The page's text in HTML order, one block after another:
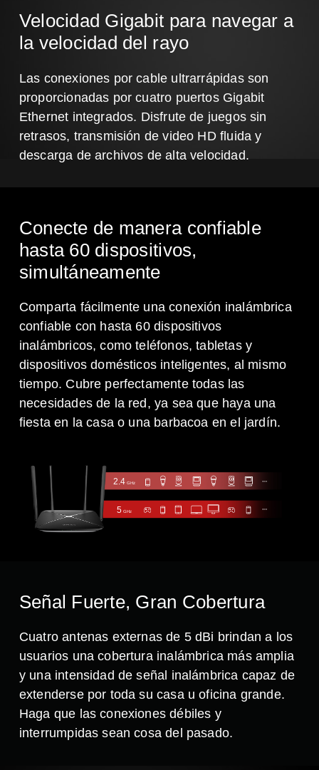
Velocidad Gigabit para navegar a
la velocidad del rayo
Las conexiones por cable ultrarrápidas son
proporcionadas por cuatro puertos Gigabit
Ethernet integrados. Disfrute de juegos sin
retrasos, transmisión de video HD fluida y
descarga de archivos de alta velocidad.
Conecte de manera confiable
hasta 60 dispositivos,
simultáneamente
Comparta fácilmente una conexión inalámbrica
confiable con hasta 60 dispositivos
inalámbricos, como teléfonos, tabletas y
dispositivos domésticos inteligentes, al mismo
tiempo. Cubre perfectamente todas las
necesidades de la red, ya sea que haya una
fiesta en la casa o una barbacoa en el jardín.
2.4 GHz
5 GHz
Señal Fuerte, Gran Cobertura
Cuatro antenas externas de 5 dBi brindan a los
usuarios una cobertura inalámbrica más amplia
y una intensidad de señal inalámbrica capaz de
extenderse por toda su casa u oficina grande.
Haga que las conexiones débiles y
interrumpidas sean cosa del pasado.